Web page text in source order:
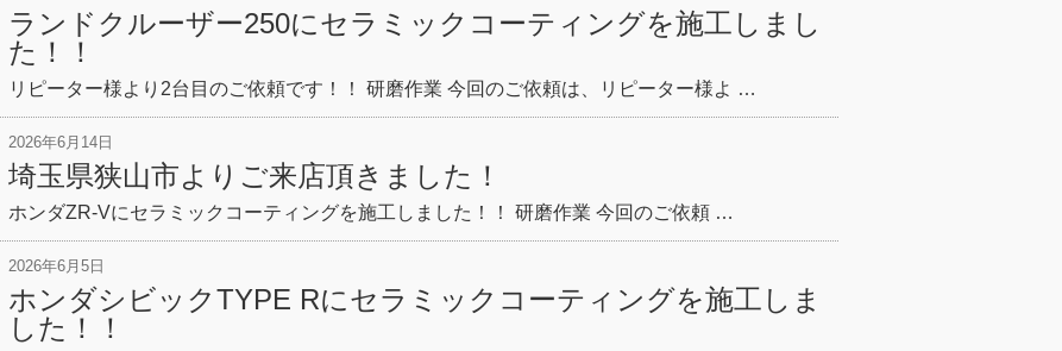
ランドクルーザー250にセラミックコーティングを施工しまし
た！！
リピーター様より2台目のご依頼です！！ 研磨作業 今回のご依頼は、リピーター様よ …
2026年6月14日
埼玉県狭山市よりご来店頂きました！
ホンダZR-Vにセラミックコーティングを施工しました！！ 研磨作業 今回のご依頼 …
2026年6月5日
ホンダシビックTYPE Rにセラミックコーティングを施工しま
した！！